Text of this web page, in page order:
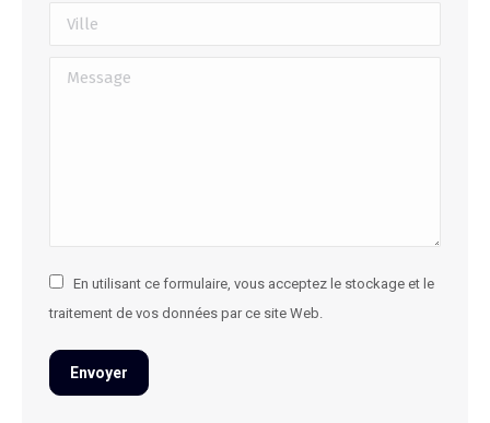
Ville
Message
En utilisant ce formulaire, vous acceptez le stockage et le
traitement de vos données par ce site Web.
Envoyer